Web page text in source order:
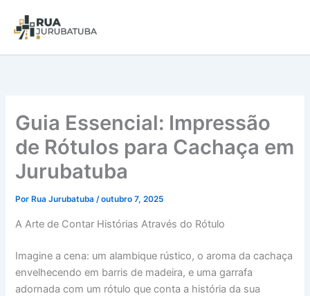
Guia Essencial: Impressão
de Rótulos para Cachaça em
Jurubatuba
Por Rua Jurubatuba/outubro 7, 2025
A Arte de Contar Histórias Através do Rótulo
Imagine a cena: um alambique rústico, o aroma da cachaça
envelhecendo em barris de madeira, e uma garrafa
adornada com um rótulo que conta a história da sua